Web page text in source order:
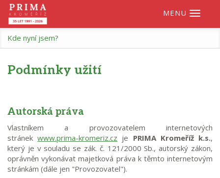
Toggle
Kde nyní jsem?
Podmínky užití
Autorská práva
Vlastníkem a provozovatelem internetových
stránekwww.prima-kromeriz.cz je PRIMA Kromeříž k.s.,
který je v souladu se zák. č. 121/2000 Sb., autorský zákon,
oprávněn vykonávat majetková práva k těmto internetovým
stránkám (dále jen "Provozovatel").